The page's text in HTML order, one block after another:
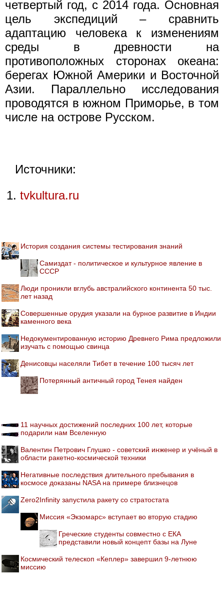
четвертый год, с 2014 года. Основная
цель экспедиций – сравнить
адаптацию человека к изменениям
среды в древности на
противоположных сторонах океана:
берегах Южной Америки и Восточной
Азии. Параллельно исследования
проводятся в южном Приморье, в том
числе на острове Русском.
Источники:
tvkultura.ru
История создания системы тестирования знаний
Самиздат - политическое и культурное явление в
СССР
Люди проникли вглубь австралийского континента 50 тыс.
лет назад
Совершенные орудия указали на бурное развитие в Индии
каменного века
Недокументированную историю Древнего Рима предложили
изучать с помощью свинца
Денисовцы населяли Тибет в течение 100 тысяч лет
Потерянный античный город Тенея найден
11 научных достижений последних 100 лет, которые
подарили нам Вселенную
Валентин Петрович Глушко - советский инженер и учёный в
области ракетно-космической техники
Негативные последствия длительного пребывания в
космосе доказаны NASA на примере близнецов
Zero2Infinity запустила ракету со стратостата
Миссия «Экзомарс» вступает во вторую стадию
Греческие студенты совместно с ЕКА
представили новый концепт базы на Луне
Космический телескоп «Кеплер» завершил 9-летнюю
миссию